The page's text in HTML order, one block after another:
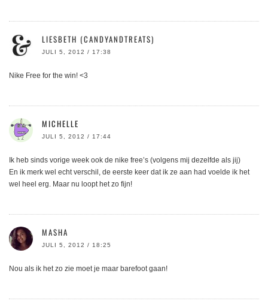
LIESBETH (CANDYANDTREATS)
JULI 5, 2012 / 17:38
Nike Free for the win! <3
MICHELLE
JULI 5, 2012 / 17:44
Ik heb sinds vorige week ook de nike free’s (volgens mij dezelfde als jij)
En ik merk wel echt verschil, de eerste keer dat ik ze aan had voelde ik het
wel heel erg. Maar nu loopt het zo fijn!
MASHA
JULI 5, 2012 / 18:25
Nou als ik het zo zie moet je maar barefoot gaan!